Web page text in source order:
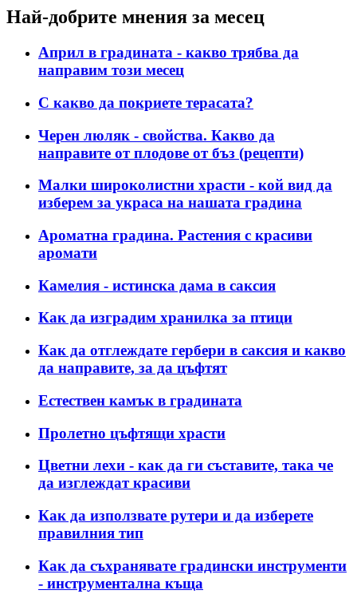
Най-добрите мнения за месец
Април в градината - какво трябва да
направим този месец
С какво да покриете терасата?
Черен люляк - свойства. Какво да
направите от плодове от бъз (рецепти)
Малки широколистни храсти - кой вид да
изберем за украса на нашата градина
Ароматна градина. Растения с красиви
аромати
Камелия - истинска дама в саксия
Как да изградим хранилка за птици
Как да отглеждате гербери в саксия и какво
да направите, за да цъфтят
Естествен камък в градината
Пролетно цъфтящи храсти
Цветни лехи - как да ги съставите, така че
да изглеждат красиви
Как да използвате рутери и да изберете
правилния тип
Как да съхранявате градински инструменти
- инструментална къща